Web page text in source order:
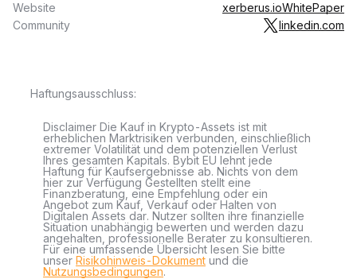
Website xerberus.ioWhitePaper
Community
linkedin.com
Haftungsausschluss:
Disclaimer Die Kauf in Krypto-Assets ist mit
erheblichen Marktrisiken verbunden, einschließlich
extremer Volatilität und dem potenziellen Verlust
Ihres gesamten Kapitals. Bybit EU lehnt jede
Haftung für Kaufsergebnisse ab. Nichts von dem
hier zur Verfügung Gestellten stellt eine
Finanzberatung, eine Empfehlung oder ein
Angebot zum Kauf, Verkauf oder Halten von
Digitalen Assets dar. Nutzer sollten ihre finanzielle
Situation unabhängig bewerten und werden dazu
angehalten, professionelle Berater zu konsultieren.
Für eine umfassende Übersicht lesen Sie bitte
unser Risikohinweis-Dokument und die
Nutzungsbedingungen.